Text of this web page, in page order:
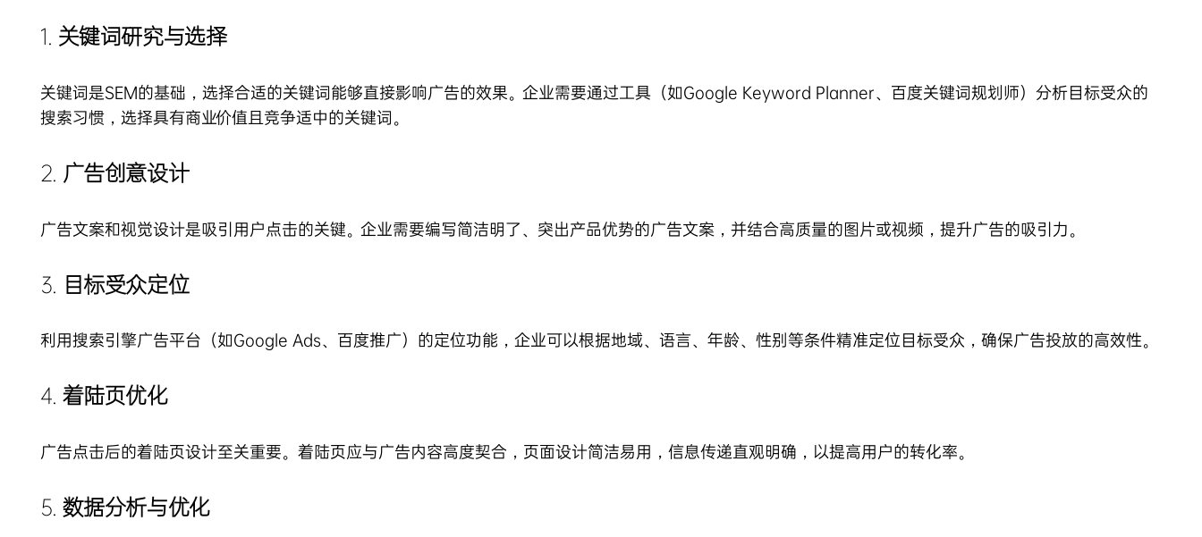
1. 关键词研究与选择
关键词是SEM的基础，选择合适的关键词能够直接影响广告的效果。企业需要通过工具（如Google Keyword Planner、百度关键词规划师）分析目标受众的
搜索习惯，选择具有商业价值且竞争适中的关键词。
2. 广告创意设计
广告文案和视觉设计是吸引用户点击的关键。企业需要编写简洁明了、突出产品优势的广告文案，并结合高质量的图片或视频，提升广告的吸引力。
3. 目标受众定位
利用搜索引擎广告平台（如Google Ads、百度推广）的定位功能，企业可以根据地域、语言、年龄、性别等条件精准定位目标受众，确保广告投放的高效性。
4. 着陆页优化
广告点击后的着陆页设计至关重要。着陆页应与广告内容高度契合，页面设计简洁易用，信息传递直观明确，以提高用户的转化率。
5. 数据分析与优化